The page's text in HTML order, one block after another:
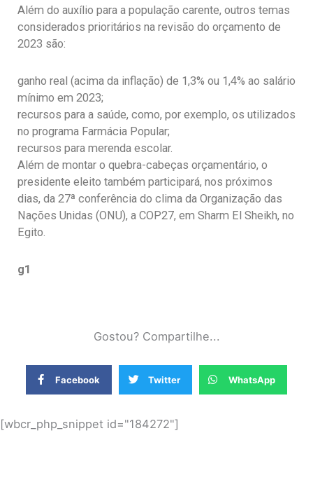
Além do auxílio para a população carente, outros temas
considerados prioritários na revisão do orçamento de
2023 são:
ganho real (acima da inflação) de 1,3% ou 1,4% ao salário
mínimo em 2023;
recursos para a saúde, como, por exemplo, os utilizados
no programa Farmácia Popular;
recursos para merenda escolar.
Além de montar o quebra-cabeças orçamentário, o
presidente eleito também participará, nos próximos
dias, da 27ª conferência do clima da Organização das
Nações Unidas (ONU), a COP27, em Sharm El Sheikh, no
Egito.
g1
Gostou? Compartilhe...
Facebook Twitter WhatsApp
[wbcr_php_snippet id="184272"]